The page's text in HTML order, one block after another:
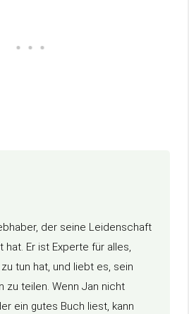
der seine Leidenschaft
hat. Er ist Experte für alles,
tun hat, und liebt es, sein
zu teilen. Wenn Jan nicht
ein gutes Buch liest, kann